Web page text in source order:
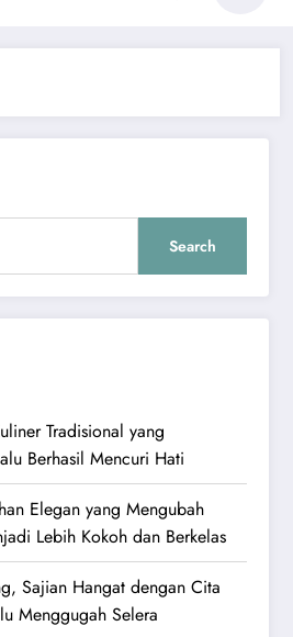
Search
Tradisional yang
Berhasil Mencuri Hati
Elegan yang Mengubah
Lebih Kokoh dan Berkelas
Sajian Hangat dengan Cita
Menggugah Selera